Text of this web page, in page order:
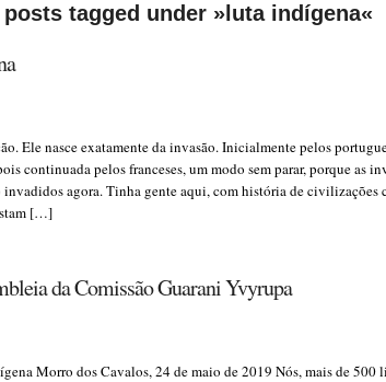
tagged under »luta indígena«
Ele nasce exatamente da invasão. Inicialmente pelos
continuada pelos franceses, um modo sem parar, porque as
invadidos agora. Tinha gente aqui, com história de civilizações
[…]
da Comissão Guarani Yvyrupa
Morro dos Cavalos, 24 de maio de 2019 Nós, mais de 500